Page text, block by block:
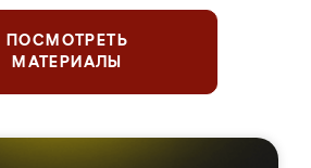
ПОСМОТРЕТЬ
МАТЕРИАЛЫ